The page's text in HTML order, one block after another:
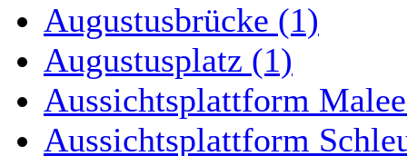
Augustusbrücke (1)
Augustusplatz (1)
Aussichtsplattform
Aussichtsplattform